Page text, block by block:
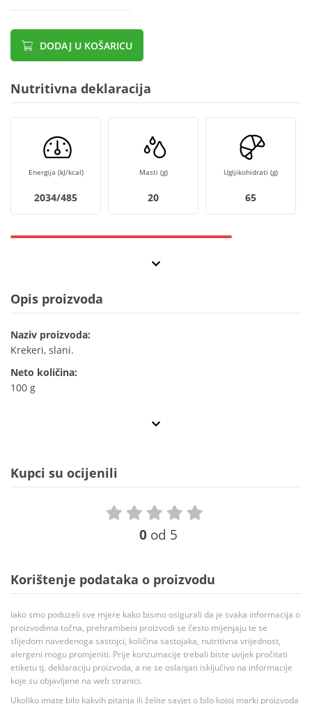
DODAJ U KOŠARICU
Nutritivna deklaracija
Energija (kJ/kcal)
2034/485
Masti (g)
20
Ugljikohidrati (g)
65
Opis proizvoda
Naziv proizvoda:
Krekeri, slani.
Neto količina:
100 g
Kupci su ocijenili
0 od 5
Korištenje podataka o proizvodu
Iako smo poduzeli sve mjere kako bismo osigurali da je svaka informacija o
proizvodima točna, prehrambeni proizvodi se često mijenjaju te se
slijedom navedenoga sastojci, količina sastojaka, nutritivna vrijednost,
alergeni mogu promjeniti. Prije konzumacije trebali biste uvijek pročitati
etiketu tj. deklaraciju proizvoda, a ne se oslanjati isključivo na informacije
koje su objavljene na web stranici.
Ukoliko imate bilo kakvih pitanja ili želite savjet o bilo kojoj marki proizvoda